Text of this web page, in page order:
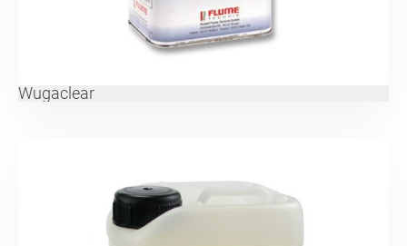
Wugaclear